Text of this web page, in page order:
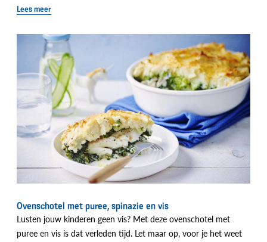
Lees meer
Ovenschotel met puree, spinazie en vis
Lusten jouw kinderen geen vis? Met deze ovenschotel met
puree en vis is dat verleden tijd. Let maar op, voor je het weet